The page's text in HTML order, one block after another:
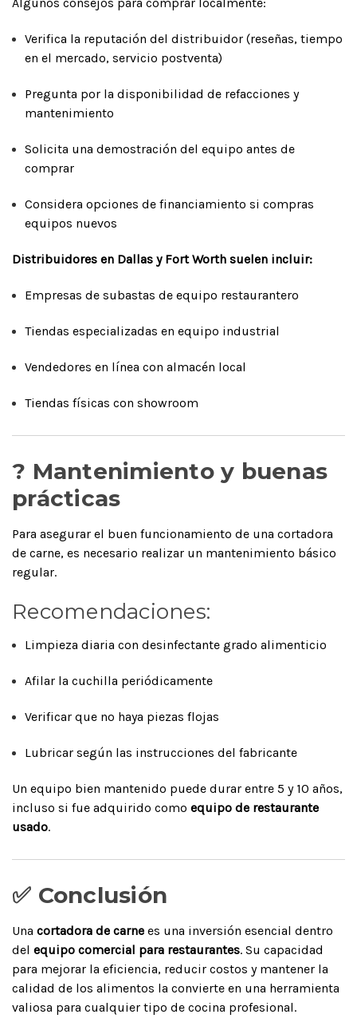
Verifica la reputación del distribuidor (reseñas, tiempo
en el mercado, servicio postventa)
Pregunta por la disponibilidad de refacciones y
mantenimiento
Solicita una demostración del equipo antes de
comprar
Considera opciones de financiamiento si compras
equipos nuevos
Distribuidores en Dallas y Fort Worth suelen incluir:
Empresas de subastas de equipo restaurantero
Tiendas especializadas en equipo industrial
Vendedores en línea con almacén local
Tiendas físicas con showroom
?️ Mantenimiento y buenas
prácticas
Para asegurar el buen funcionamiento de una cortadora
de carne, es necesario realizar un mantenimiento básico
regular.
Recomendaciones:
Limpieza diaria con desinfectante grado alimenticio
Afilar la cuchilla periódicamente
Verificar que no haya piezas flojas
Lubricar según las instrucciones del fabricante
Un equipo bien mantenido puede durar entre 5 y 10 años,
incluso si fue adquirido como equipo de restaurante
usado.
✅ Conclusión
Una cortadora de carne es una inversión esencial dentro
del equipo comercial para restaurantes. Su capacidad
para mejorar la eficiencia, reducir costos y mantener la
calidad de los alimentos la convierte en una herramienta
valiosa para cualquier tipo de cocina profesional.